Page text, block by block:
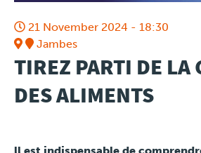
Conference
Race
Travel
21 November 2024 - 18:30
Jambes
TIREZ PARTI DE LA
DES ALIMENTS